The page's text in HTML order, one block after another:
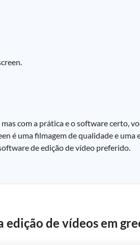
com a prática e o software certo,
é uma filmagem de qualidade e uma
de edição de vídeo preferido.
de vídeos em